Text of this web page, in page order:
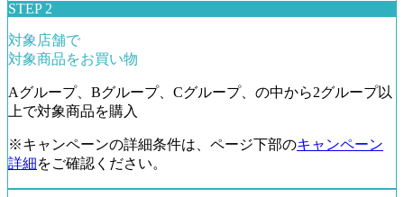
STEP 2
対象店舗で
対象商品をお買い物
Aグループ、Bグループ、Cグループ、の中から2グループ以
上で対象商品を購入
※キャンペーンの詳細条件は、ページ下部のキャンペーン
詳細をご確認ください。